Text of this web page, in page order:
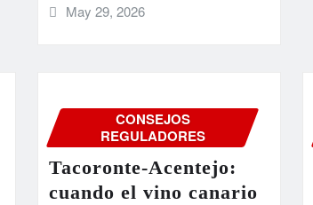
May 29, 2026
CONSEJOS
REGULADORES
Tacoronte-Acentejo:
cuando el vino canario